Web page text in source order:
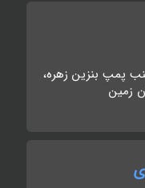
پمپ بنزین زهره،
زمین